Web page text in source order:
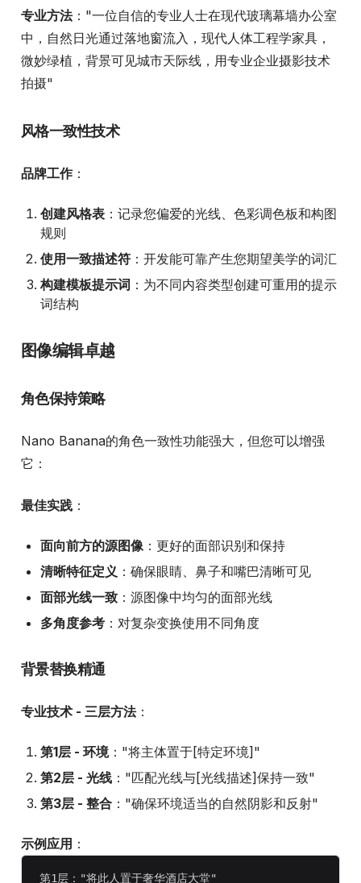
专业方法："一位自信的专业人士在现代玻璃幕墙办公室
中，自然日光通过落地窗流入，现代人体工程学家具，
微妙绿植，背景可见城市天际线，用专业企业摄影技术
拍摄"
风格一致性技术
品牌工作：
创建风格表：记录您偏爱的光线、色彩调色板和构图
规则
使用一致描述符：开发能可靠产生您期望美学的词汇
构建模板提示词 ：为不同内容类型创建可重用的提示
词结构
图像编辑卓越
角色保持策略
Nano Banana的角色一致性功能强大，但您可以增强
它：
最佳实践：
面向前方的源图像：更好的面部识别和保持
清晰特征定义 ：确保眼睛、鼻子和嘴巴清晰可见
面部光线一致：源图像中均匀的面部光线
多角度参考：对复杂变换使用不同角度
背景替换精通
专业技术 - 三层方法：
第1层 - 环境："将主体置于[特定环境]"
第2层 - 光线："匹配光线与[光线描述]保持一致"
第3层 - 整合："确保环境适当的自然阴影和反射"
示例应用 ：
第1层："将此人置于奢华酒店大堂"